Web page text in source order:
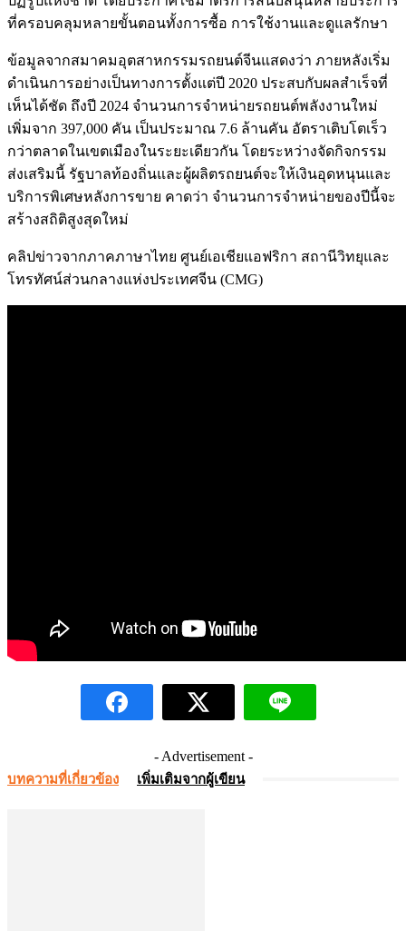
ที่ครอบคลุมหลายขั้นตอนทั้งการซื้อ การใช้งานและดูแลรักษา
ข้อมูลจากสมาคมอุตสาหกรรมรถยนต์จีนแสดงว่า ภายหลังเริ่ม
ดำเนินการอย่างเป็นทางการตั้งแต่ปี 2020 ประสบกับผลสำเร็จที่
เห็นได้ชัด ถึงปี 2024 จำนวนการจำหน่ายรถยนต์พลังงานใหม่
เพิ่มจาก 397,000 คัน เป็นประมาณ 7.6 ล้านคัน อัตราเติบโตเร็ว
กว่าตลาดในเขตเมืองในระยะเดียวกัน โดยระหว่างจัดกิจกรรม
ส่งเสริมนี้ รัฐบาลท้องถิ่นและผู้ผลิตรถยนต์จะให้เงินอุดหนุนและ
บริการพิเศษหลังการขาย คาดว่า จำนวนการจำหน่ายของปีนี้จะ
สร้างสถิติสูงสุดใหม่
คลิปข่าวจากภาคภาษาไทย ศูนย์เอเชียแอฟริกา สถานีวิทยุและ
โทรทัศน์ส่วนกลางแห่งประเทศจีน (CMG)
- Advertisement -
บทความที่เกี่ยวข้อง เพิ่มเติมจากผู้เขียน